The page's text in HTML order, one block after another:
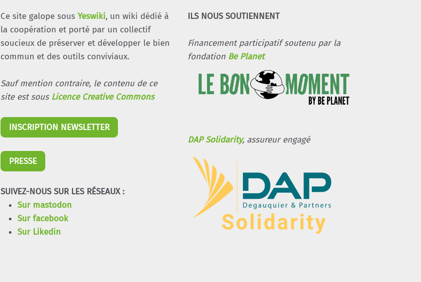
Ce site galope sous Yeswiki, un wiki dédié à
la coopération et porté par un collectif
soucieux de préserver et développer le bien
commun et des outils conviviaux.
Sauf mention contraire, le contenu de ce
site est sous Licence Creative Commons
INSCRIPTION NEWSLETTER
PRESSE
SUIVEZ-NOUS SUR LES RÉSEAUX :
Sur mastodon
Sur facebook
Sur Likedin
ILS NOUS SOUTIENNENT
Financement participatif soutenu par la
fondation Be Planet
DAP Solidarity, assureur engagé